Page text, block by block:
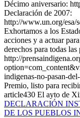
Décimo aniversario:
Declaración de 2007:
http://www.un.org/esa/
Exhortamos a los
acciones y a actuar
derechos para todas
http://
indigenas-no-pasan-
Premio, listo para
article430 El ayto de
DECLARACIÓN
DE LOS PUEBLOS